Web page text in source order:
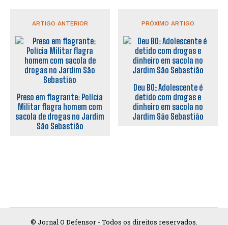
ARTIGO ANTERIOR
Preso em flagrante: Polícia
Militar flagra homem com
sacola de drogas no Jardim
São Sebastião
PRÓXIMO ARTIGO
Deu BO: Adolescente é
detido com drogas e
dinheiro em sacola no
Jardim São Sebastião
© Jornal O Defensor - Todos os direitos reservados.